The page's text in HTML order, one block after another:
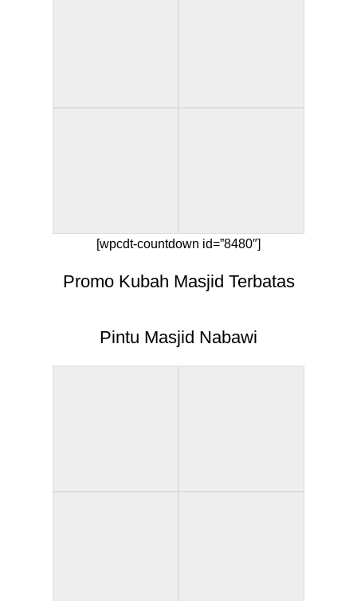
[wpcdt-countdown id=”8480″]
Promo Kubah Masjid Terbatas
Pintu Masjid Nabawi